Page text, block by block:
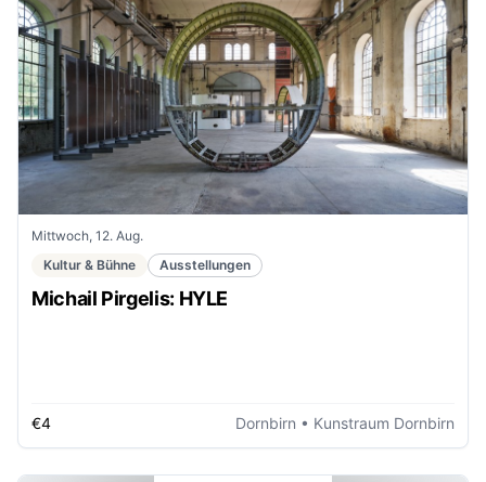
Mittwoch, 12. Aug.
Kultur & Bühne
Ausstellungen
Michail Pirgelis: HYLE
€4 Dornbirn • Kunstraum Dornbirn